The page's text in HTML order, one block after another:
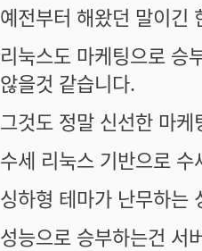
예전부터 해왔던 말이긴
리눅스도 마케팅으로 승
않을것 같습니다.
그것도 정말 신선한 마
수세 리눅스 기반으로
싱하형 테마가 난무하는
성능으로 승부하는건 서